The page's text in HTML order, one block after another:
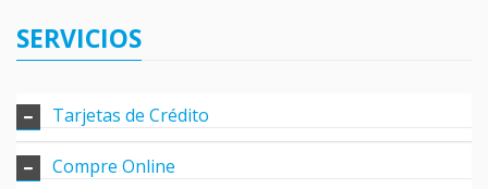
SERVICIOS
Tarjetas de Crédito
Compre Online